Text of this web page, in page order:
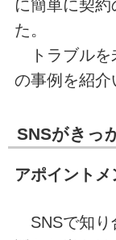
に簡単に契
た。
トラブルを
の事例を紹介
SNSがきっ
アポイント
SNSで知り